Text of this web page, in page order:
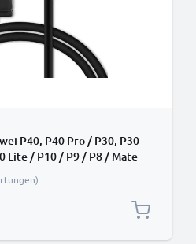
P40, P40 Pro / P30, P30
Lite / P10 / P9 / P8 / Mate
Mate 20 Pro - 1.1m, 5V,